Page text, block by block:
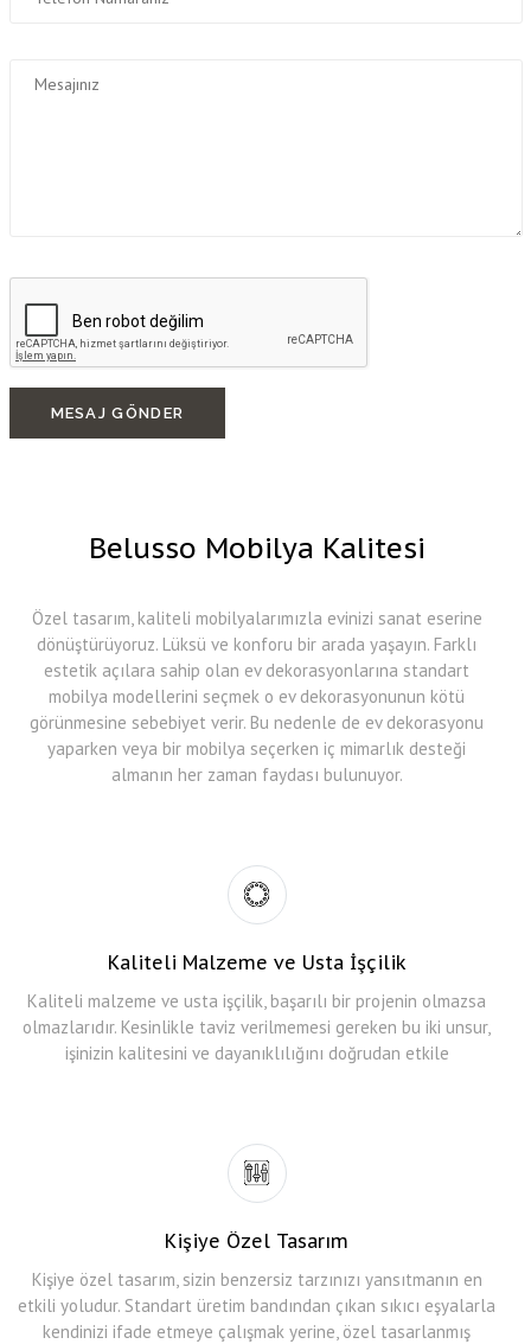
MESAJ GÖNDER
Belusso Mobilya Kalitesi
Özel tasarım, kaliteli mobilyalarımızla evinizi sanat eserine
dönüştürüyoruz. Lüksü ve konforu bir arada yaşayın. Farklı
estetik açılara sahip olan ev dekorasyonlarına standart
mobilya modellerini seçmek o ev dekorasyonunun kötü
görünmesine sebebiyet verir. Bu nedenle de ev dekorasyonu
yaparken veya bir mobilya seçerken iç mimarlık desteği
almanın her zaman faydası bulunuyor.
Kaliteli Malzeme ve Usta İşçilik
Kaliteli malzeme ve usta işçilik, başarılı bir projenin olmazsa
olmazlarıdır. Kesinlikle taviz verilmemesi gereken bu iki unsur,
işinizin kalitesini ve dayanıklılığını doğrudan etkile
Kişiye Özel Tasarım
Kişiye özel tasarım, sizin benzersiz tarzınızı yansıtmanın en
etkili yoludur. Standart üretim bandından çıkan sıkıcı eşyalarla
kendinizi ifade etmeye çalışmak yerine, özel tasarlanmış